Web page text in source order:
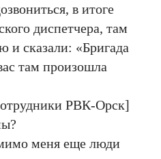
в итоге
диспетчера, там
и сказали: «Бригада
там произошла
РВК-Орск]
меня еще люди